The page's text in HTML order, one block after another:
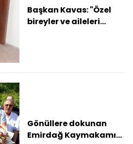
Başkan Kavas: "Özel
bireyler ve aileleri
Gönüllere dokunan
Emirdağ Kaymakamı